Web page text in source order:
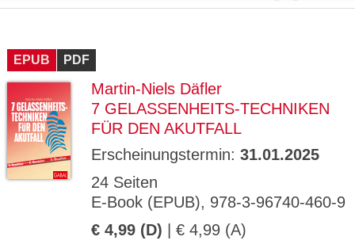
EPUB PDF
Martin-Niels Däfler
7 GELASSENHEITS-TECHNIKEN
FÜR DEN AKUTFALL
Erscheinungstermin: 31.01.2025
24 Seiten
E-Book (EPUB), 978-3-96740-460-9
€ 4,99 (D) | € 4,99 (A)
Name Zweck
ESSION
_ID
verlag.
de
OKIES
gabal-
de
Speichert den Zustimmungsstatus des
Domäne.
ge
T
P